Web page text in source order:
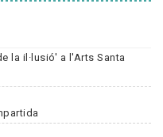
la il·lusió' a l'Arts Santa